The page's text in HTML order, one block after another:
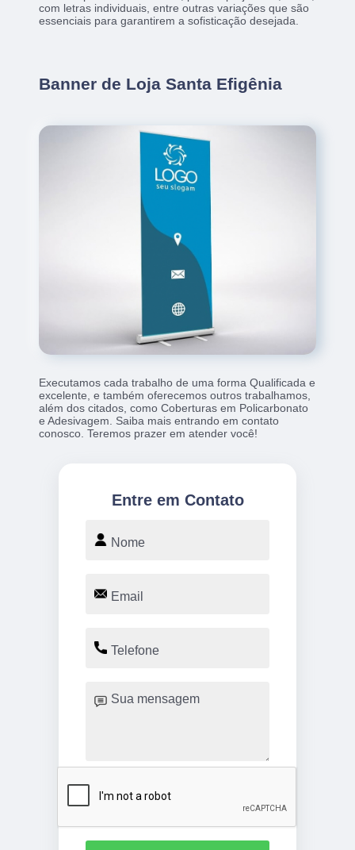
com letras individuais, entre outras variações que são
essenciais para garantirem a sofisticação desejada.
Banner de Loja Santa Efigênia
Executamos cada trabalho de uma forma Qualificada e
excelente, e também oferecemos outros trabalhamos,
além dos citados, como Coberturas em Policarbonato
e Adesivagem. Saiba mais entrando em contato
conosco. Teremos prazer em atender você!
Entre em Contato